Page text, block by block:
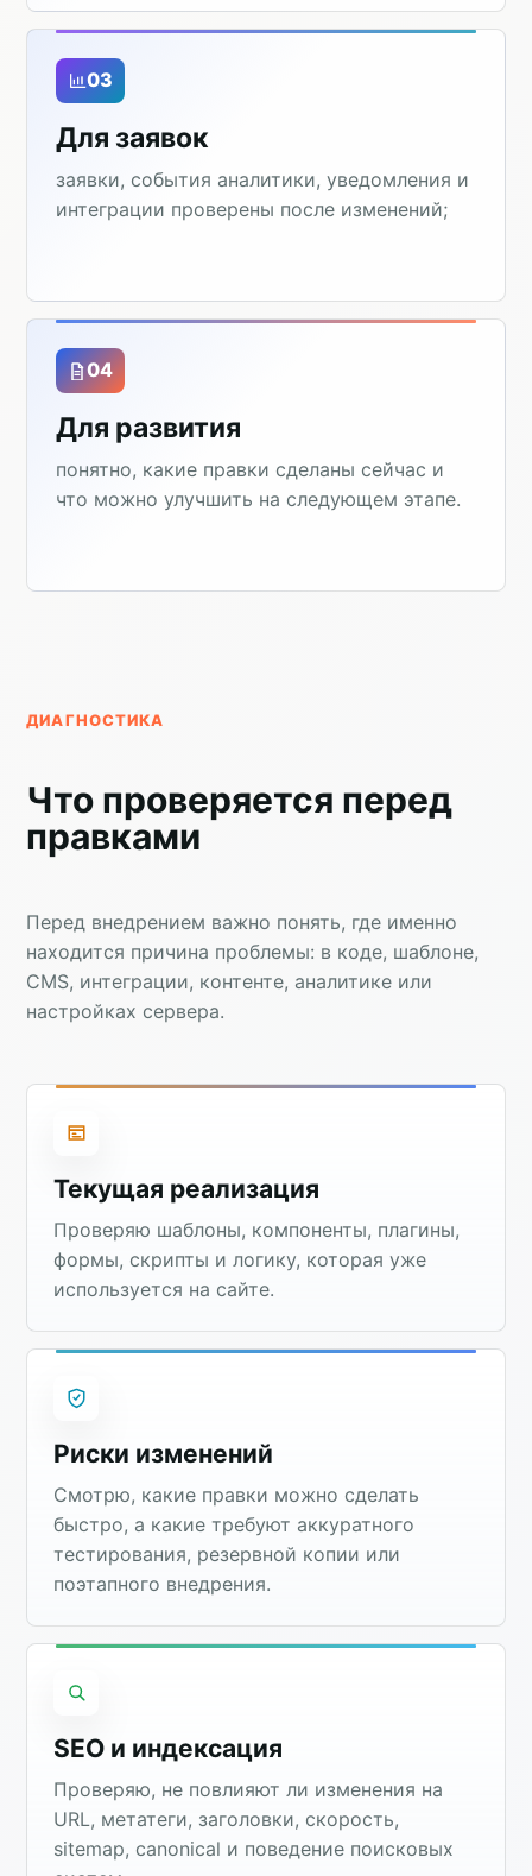
03
Для заявок
заявки, события аналитики, уведомления и
интеграции проверены после изменений;
04
Для развития
понятно, какие правки сделаны сейчас и
что можно улучшить на следующем этапе.
ДИАГНОСТИКА
Что проверяется перед
правками
Перед внедрением важно понять, где именно
находится причина проблемы: в коде, шаблоне,
CMS, интеграции, контенте, аналитике или
настройках сервера.
Текущая реализация
Проверяю шаблоны, компоненты, плагины,
формы, скрипты и логику, которая уже
используется на сайте.
Риски изменений
Смотрю, какие правки можно сделать
быстро, а какие требуют аккуратного
тестирования, резервной копии или
поэтапного внедрения.
SEO и индексация
Проверяю, не повлияют ли изменения на
URL, метатеги, заголовки, скорость,
sitemap, canonical и поведение поисковых